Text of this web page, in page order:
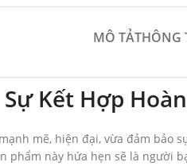
MÔ TẢTHÔNG
Kết Hợp
mẽ, hiện đại, vừa đảm bảo
phẩm này hứa hẹn sẽ là